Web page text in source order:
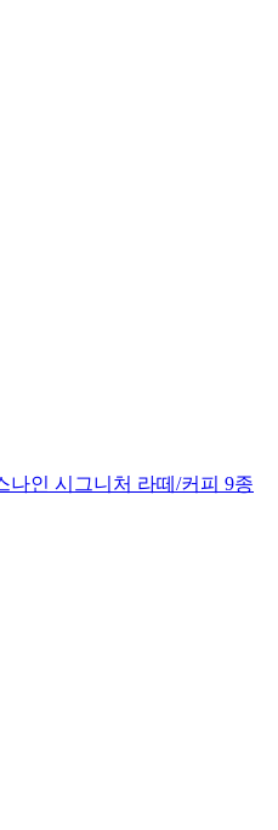
나인 시그니처 라떼/커피 9종